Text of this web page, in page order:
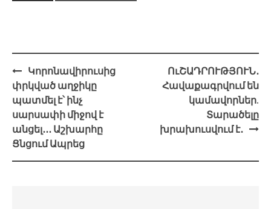
Post
navigation
Կորոնավիրուսից
փրկված աղջիկը
պատմել է՝ ինչ
սարսափի միջով է
անցել․․․ Աշխարհը
Ցնցում Ապրեց
ՈւՇԱԴՐՈՒԹՅՈՒՆ․
Հավաքագրվում են
կամավորներ.
Տարածելը
խրախուսվում է․